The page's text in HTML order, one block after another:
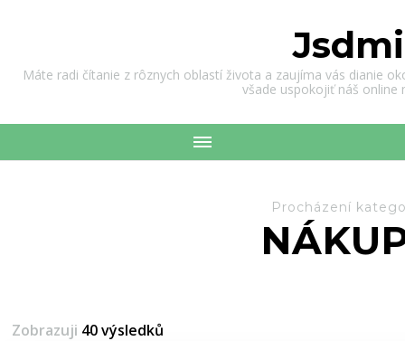
Jsdmi
Máte radi čítanie z rôznych oblastí života a zaujíma vás dianie
všade uspokojiť náš online
Procházení
Zobrazuji 40 výsledků